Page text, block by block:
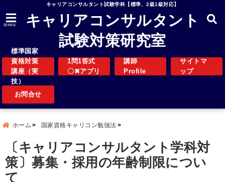
キャリアコンサルタント試験学科【標準、2級1級対応】
menu
キャリアコンサルタント
試験対策研究室
標準国家
資格対策
講座（実
技）
1問1答式
〇✖アプリ
講師
Profile
サイトマ
ップ
お問合せ
ホーム 国家資格キャリコン勉強法
〔キャリアコンサルタント学科対
策〕募集・採用の年齢制限につい
て